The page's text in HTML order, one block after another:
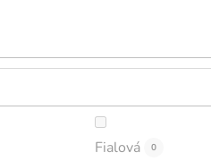
Fialová 0